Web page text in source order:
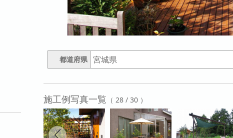
都道府県 宮城県
施工例写真一覧 （ 28 / 30 ）